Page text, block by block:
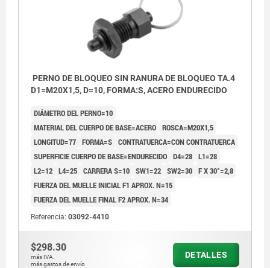
PERNO DE BLOQUEO SIN RANURA DE BLOQUEO TA.4
D1=M20X1,5, D=10, FORMA:S, ACERO ENDURECIDO
DIÁMETRO DEL PERNO=10
MATERIAL DEL CUERPO DE BASE=ACERO ROSCA=M20X1,5
LONGITUD=77 FORMA=S CONTRATUERCA=CON CONTRATUERCA
SUPERFICIE CUERPO DE BASE=ENDURECIDO D4=28 L1=28
L2=12 L4=25 CARRERA S=10 SW1=22 SW2=30 F X 30°=2,8
FUERZA DEL MUELLE INICIAL F1 APROX. N=15
FUERZA DEL MUELLE FINAL F2 APROX. N=34
Referencia: 03092-4410
$298.30
más IVA.
más gastos de envío
DETALLES